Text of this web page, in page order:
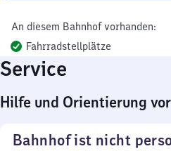
An diesem Bahnhof vorhanden:
Fahrradstellplätze
Service
Hilfe und Orientierung
Bahnhof ist nicht